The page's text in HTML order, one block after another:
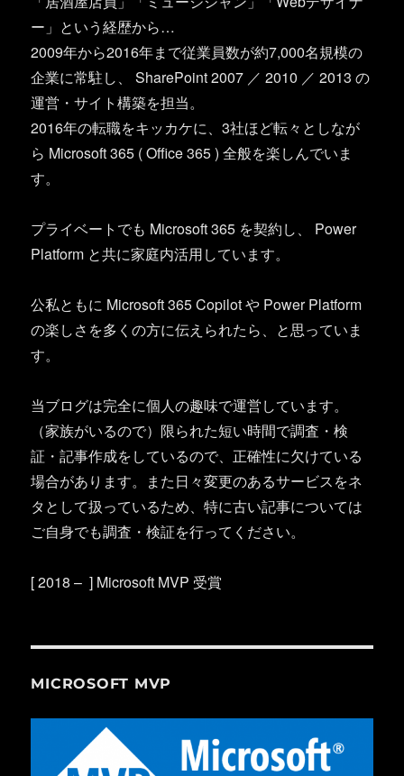
ー」という経歴から…
2009年から2016年まで従業員数が約7,000名規模の
企業に常駐し、 SharePoint 2007 ／ 2010 ／ 2013 の
運営・サイト構築を担当。
2016年の転職をキッカケに、3社ほど転々としなが
ら Microsoft 365 ( Office 365 ) 全般を楽しんでいま
す。
プライベートでも Microsoft 365 を契約し、 Power
Platform と共に家庭内活用しています。
公私ともに Microsoft 365 Copilot や Power Platform
の楽しさを多くの方に伝えられたら、と思っていま
す。
当ブログは完全に個人の趣味で運営しています。
（家族がいるので）限られた短い時間で調査・検
証・記事作成をしているので、正確性に欠けている
場合があります。また日々変更のあるサービスをネ
タとして扱っているため、特に古い記事については
ご自身でも調査・検証を行ってください。
[ 2018 – ] Microsoft MVP 受賞
MICROSOFT MVP